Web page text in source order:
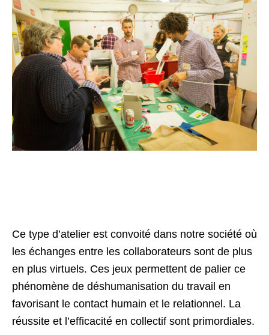
Ce type d’atelier est convoité dans notre société où
les échanges entre les collaborateurs sont de plus
en plus virtuels. Ces jeux permettent de palier ce
phénomène de déshumanisation du travail en
favorisant le contact humain et le relationnel. La
réussite et l’efficacité en collectif sont primordiales.